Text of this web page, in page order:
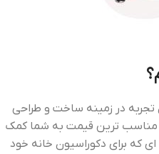
از 5 سال تجربه در زمینه ساخت و طراحی
مناسب ترین قیمت به شما کمک
که برای دکوراسیون خانه خود